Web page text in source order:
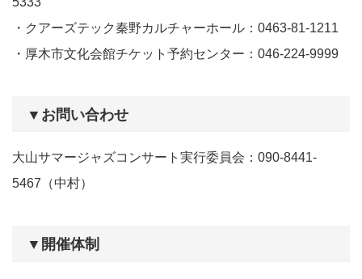
・クアーズテック秦野カルチャーホール：0463-81-1211
・厚木市文化会館チケット予約センター：046-224-9999
▼お問い合わせ
大山サマージャズコンサート実行委員会：090-8441-
5467（中村）
▼開催体制